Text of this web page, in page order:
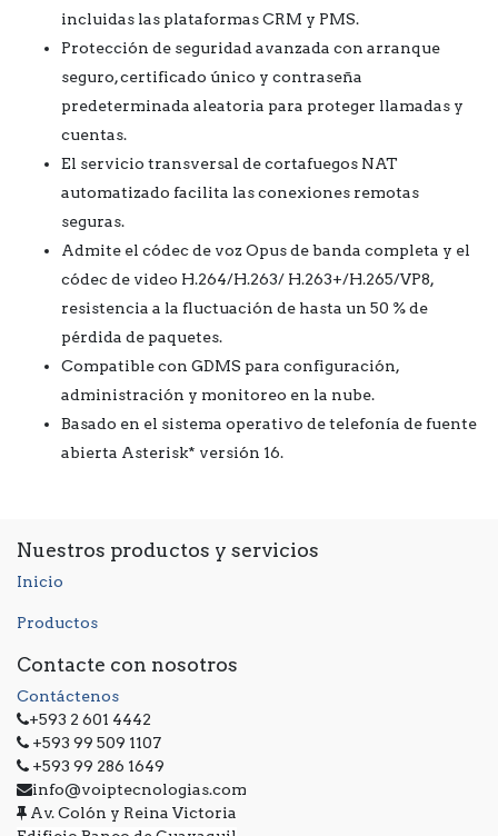
incluidas las plataformas CRM y PMS.
Protección de seguridad avanzada con arranque
seguro, certificado único y contraseña
predeterminada aleatoria para proteger llamadas y
cuentas.
El servicio transversal de cortafuegos NAT
automatizado facilita las conexiones remotas
seguras.
Admite el códec de voz Opus de banda completa y el
códec de video H.264/H.263/ H.263+/H.265/VP8,
resistencia a la fluctuación de hasta un 50 % de
pérdida de paquetes.
Compatible con GDMS para configuración,
administración y monitoreo en la nube.
Basado en el sistema operativo de telefonía de fuente
abierta Asterisk* versión 16.
Nuestros productos y servicios
Inicio
Productos
Contacte con nosotros
Contáctenos
+593 2 601 4442
+593 99 509 1107
+593 99 286 1649
info@voiptecnologias.com
Av. Colón y Reina Victoria